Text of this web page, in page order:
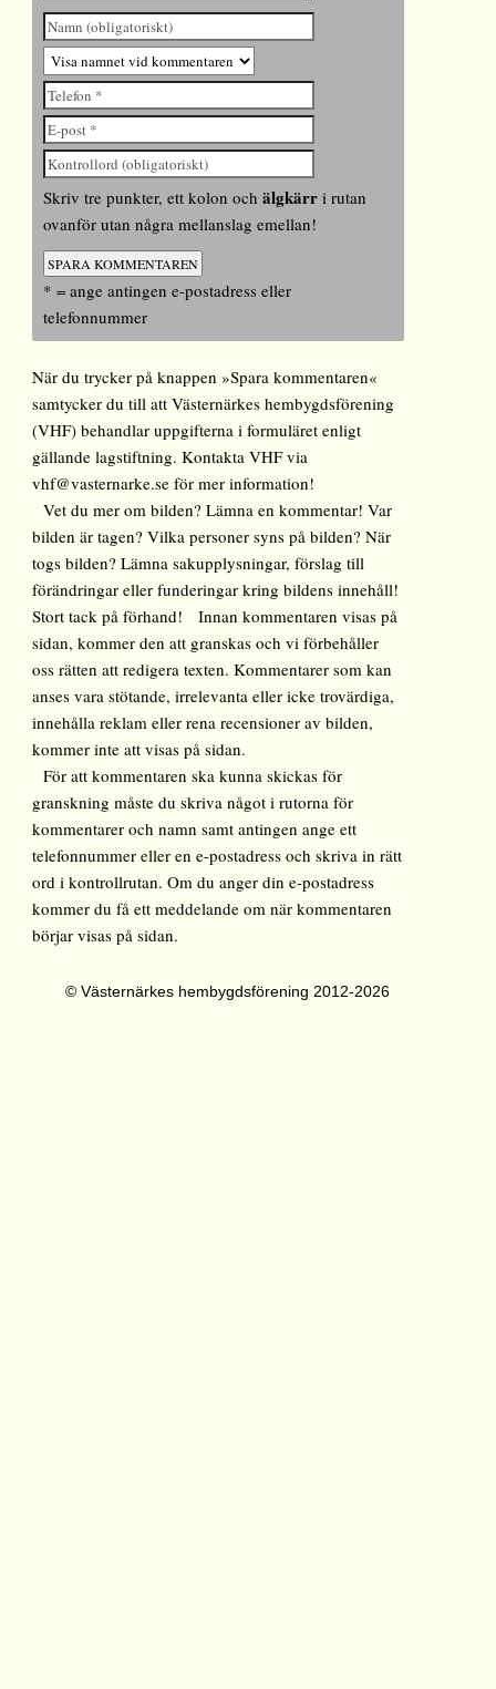
Skriv tre punkter, ett kolon ochälgkärr i rutan
ovanför utan några mellanslag emellan!
* = ange antingen e-postadress eller
telefonnummer
När du trycker på knappen »Spara kommentaren«
samtycker du till att Västernärkes hembygdsförening
(VHF) behandlar uppgifterna i formuläret enligt
gällande lagstiftning. Kontakta VHF via
vhf@vasternarke.se för mer information!
Vet du mer om bilden? Lämna en kommentar! Var
bilden är tagen? Vilka personer syns på bilden? När
togs bilden? Lämna sakupplysningar, förslag till
förändringar eller funderingar kring bildens innehåll!
Stort tack på förhand! Innan kommentaren visas på
sidan, kommer den att granskas och vi förbehåller
oss rätten att redigera texten. Kommentarer som kan
anses vara stötande, irrelevanta eller icke trovärdiga,
innehålla reklam eller rena recensioner av bilden,
kommer inte att visas på sidan.
För att kommentaren ska kunna skickas för
granskning måste du skriva något i rutorna för
kommentarer och namn samt antingen ange ett
telefonnummer eller en e-postadress och skriva in rätt
ord i kontrollrutan. Om du anger din e-postadress
kommer du få ett meddelande om när kommentaren
börjar visas på sidan.
© Västernärkes hembygdsförening 2012-2026